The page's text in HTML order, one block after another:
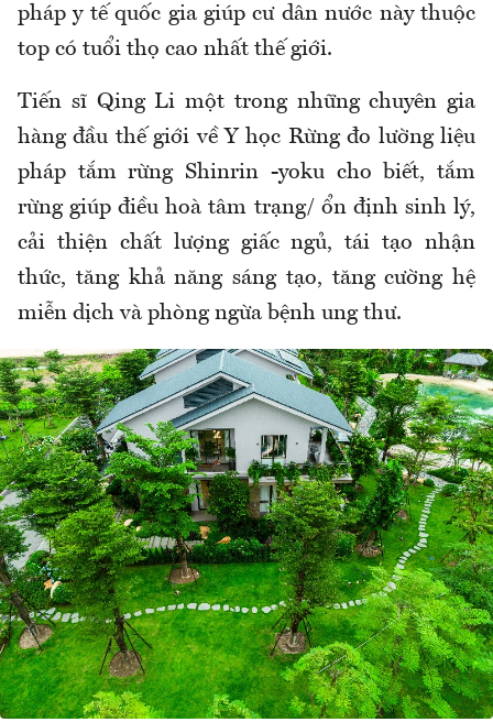
pháp y tế quốc gia giúp cư dân nước này thuộc
top có tuổi thọ cao nhất thế giới.
Tiến sĩ Qing Li một trong những chuyên gia
hàngđầu thế giới về Y học Rừngđo lường liệu
pháp tắm rừng Shinrin -yoku cho biết, tắm
rừng giúpđiều hoà tâm trạng/ ổn định sinh lý,
cải thiện chất lượng giấc ngủ, tái tạo nhận
thức, tăng khả năng sáng tạo, tăng cường hệ
miễn dịch và phòng ngừa bệnh ung thư.